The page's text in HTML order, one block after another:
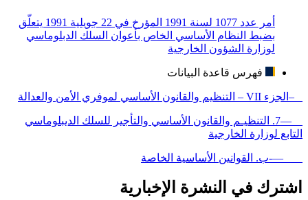
أمر عدد 1077 لسنة 1991 المؤرخ في 22 جويلية 1991 يتعلّق
بضبط النظام الأساسي الخاص بأعوان السلك الدبلوماسي
لوزارة الشؤون الخارجية
فهرس قاعدة البيانات
–الجزء VII – التنظيم والقانون الأساسي لموفري الأمن والعدالة
—7. التنظيـم والقانون الأساسي والتأجير للسلك الديبلوماسي
التابع لوزارة الخارجية
—-ب. القوانين الأساسية الخاصة
اشترك في النشرة الإخبارية